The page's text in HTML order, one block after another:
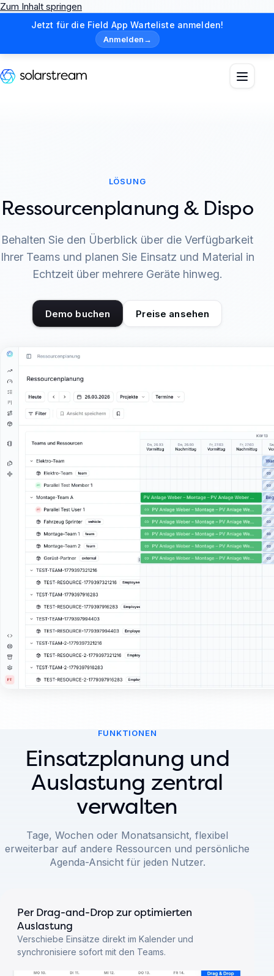
Zum Inhalt springen
Jetzt für die Field App Warteliste anmelden!
Anmelden→
LÖSUNG
Ressourcenplanung & Dispo
Behalten Sie den Überblick über die Verfügbarkeit
Ihrer Teams und planen Sie Einsatz und Material in
Echtzeit über mehrere Geräte hinweg.
Demo buchen Preise ansehen
FUNKTIONEN
Einsatzplanung und
Auslastung zentral
verwalten
Tage, Wochen oder Monatsansicht, flexibel
erweiterbar auf andere Ressourcen und persönliche
Agenda-Ansicht für jeden Nutzer.
Per Drag-and-Drop zur optimierten
Auslastung
Verschiebe Einsätze direkt im Kalender und
synchronisiere sofort mit den Teams.